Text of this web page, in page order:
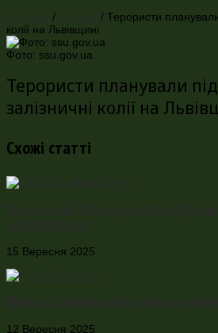
/ / Терористи планували
колії на Львівщині
Фото: ssu.gov.ua
Терористи планували
залізничні колії на
Схожі статті
15 Вересня 2025
12 Вересня 2025